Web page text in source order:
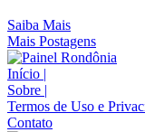
Saiba Mais
Mais Postagens
Início
Sobre
Termos de Uso e
Contato